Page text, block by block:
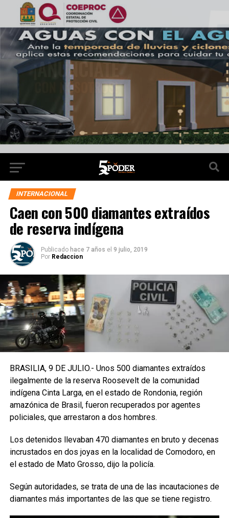
INTERNACIONAL
Caen con 500 diamantes extraídos
de reserva indígena
Publicado hace 7 años el 9 julio, 2019
Por Redaccion
BRASILIA, 9 DE JULIO.- Unos 500 diamantes extraídos
ilegalmente de la reserva Roosevelt de la comunidad
indígena Cinta Larga, en el estado de Rondonia, región
amazónica de Brasil, fueron recuperados por agentes
policiales, que arrestaron a dos hombres.
Los detenidos llevaban 470 diamantes en bruto y decenas
incrustados en dos joyas en la localidad de Comodoro, en
el estado de Mato Grosso, dijo la policía.
Según autoridades, se trata de una de las incautaciones de
diamantes más importantes de las que se tiene registro.